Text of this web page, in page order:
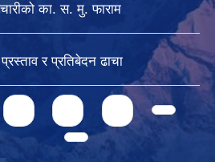
का. स. मु. फाराम
र प्रतिबेदन ढाचा